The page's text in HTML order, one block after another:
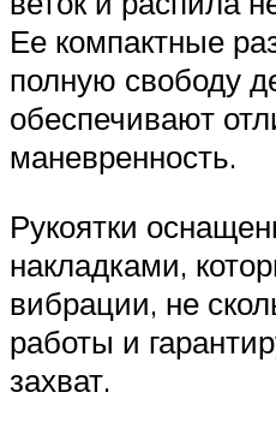
Ее компактные
полную свободу
обеспечивают
маневренность.
Рукоятки
накладками,
вибрации, не
работы и
захват.